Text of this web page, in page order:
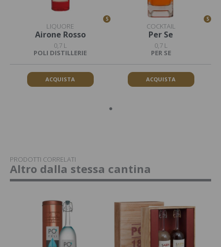
S
LIQUORE
Airone Rosso
0,7 L
POLI DISTILLERIE
ACQUISTA
S
COCKTAIL
Per Se
0,7 L
PER SE
ACQUISTA
PRODOTTI CORRELATI
Altro dalla stessa cantina